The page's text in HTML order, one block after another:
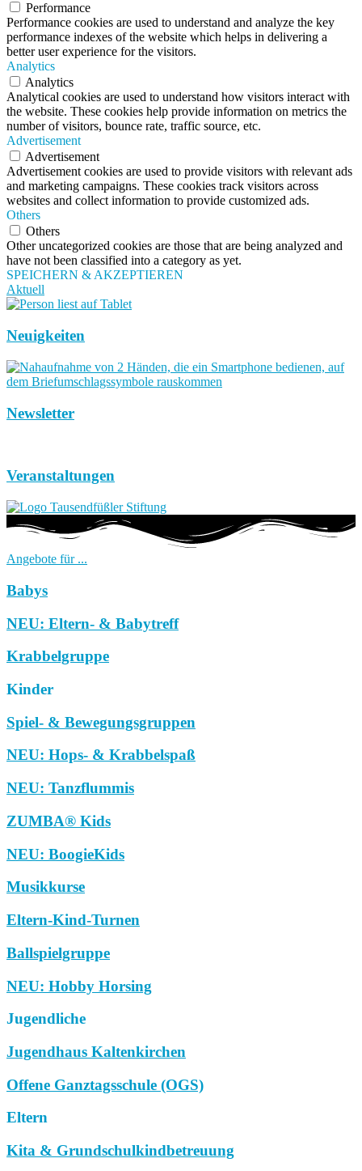
Performance
Performance cookies are used to understand and analyze the key
performance indexes of the website which helps in delivering a
better user experience for the visitors.
Analytics
Analytics
Analytical cookies are used to understand how visitors interact with
the website. These cookies help provide information on metrics the
number of visitors, bounce rate, traffic source, etc.
Advertisement
Advertisement
Advertisement cookies are used to provide visitors with relevant ads
and marketing campaigns. These cookies track visitors across
websites and collect information to provide customized ads.
Others
Others
Other uncategorized cookies are those that are being analyzed and
have not been classified into a category as yet.
SPEICHERN & AKZEPTIEREN
Aktuell
Neuigkeiten
Newsletter
Veranstaltungen
Angebote für ...
Babys
NEU: Eltern- & Babytreff
Krabbelgruppe
Kinder
Spiel- & Bewegungsgruppen
NEU: Hops- & Krabbelspaß
NEU: Tanzflummis
ZUMBA® Kids
NEU: BoogieKids
Musikkurse
Eltern-Kind-Turnen
Ballspielgruppe
NEU: Hobby Horsing
Jugendliche
Jugendhaus Kaltenkirchen
Offene Ganztagsschule (OGS)
Eltern
Kita & Grundschulkindbetreuung